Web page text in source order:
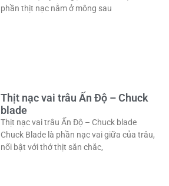
phần thịt nạc nằm ở mông sau
Thịt nạc vai trâu Ấn Độ – Chuck
blade
Thịt nạc vai trâu Ấn Độ – Chuck blade
Chuck Blade là phần nạc vai giữa của trâu,
nổi bật với thớ thịt săn chắc,